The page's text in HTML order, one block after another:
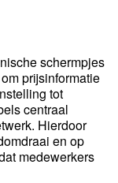
schermpjes
prijsinformatie
tot
centraal
Hierdoor
en op
medewerkers